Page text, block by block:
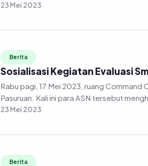
23 Mei 2023
Berita
Sosialisasi Kegiatan Evaluasi
Rabu pagi, 17 Mei 2023, ruang Command Center
23 Mei 2023
Berita